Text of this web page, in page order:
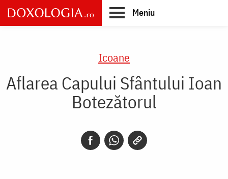
Skip
to
main
Meniu
Icoane
Aflarea Capului Sfântului Ioan
Botezătorul